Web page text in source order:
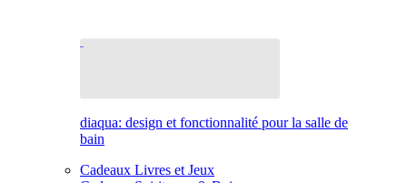
diaqua: design et fonctionnalité pour la salle de
bain
Cadeaux Livres et Jeux